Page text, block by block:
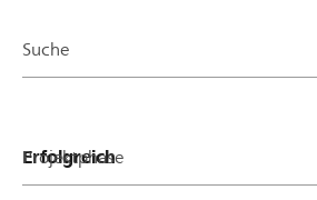
Suche
Projektphase